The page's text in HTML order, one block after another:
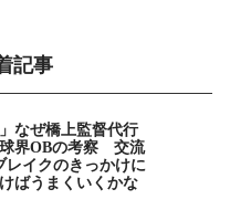
記事
なぜ橋上監督代行
界OBの考察 交流
イクのきっかけに
ばうまくいくかな